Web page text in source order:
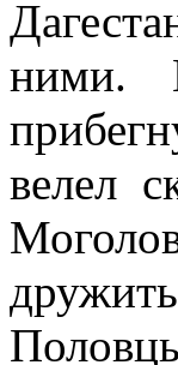
ними.
велел